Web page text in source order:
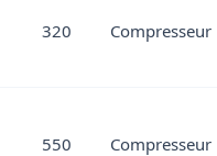
320 Compresseur
550 Compresseur